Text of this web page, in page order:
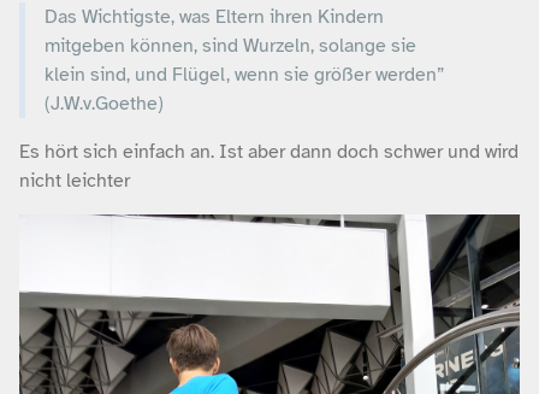
Das Wichtigste, was Eltern ihren Kindern
mitgeben können, sind Wurzeln, solange sie
klein sind, und Flügel, wenn sie größer werden”
(J.W.v.Goethe)
Es hört sich einfach an. Ist aber dann doch schwer und wird
nicht leichter